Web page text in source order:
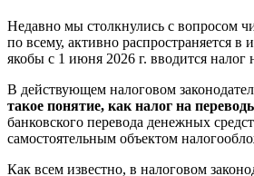
Недавно мы столкнулись с вопросом
по всему, активно распространяется
якобы с 1 июня 2026 г. вводится налог
В действующем налоговом
такое понятие, как налог на
банковского перевода денежных
самостоятельным объектом
Как всем известно, в налоговом